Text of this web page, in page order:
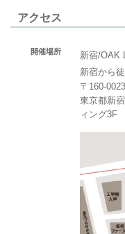
アクセス
開催場所
新宿/OAK
新宿から
〒160-0023
東京都新
ィング3F